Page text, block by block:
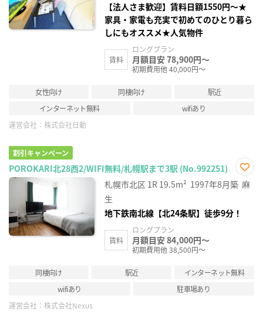
【法人さま歓迎】賃料日額1550円～★
家具・家電も充実で初めてのひとり暮ら
しにもオススメ★人気物件
賃料
ロングプラン
月額目安 78,900円～
初期費用他 40,000円～
女性向け 同棲向け
駅近
インターネット無料
wifiあり
運営会社： 株式会社日動
割引キャンペーン
POROKARI北28西2/WIFI無料/札幌駅まで3駅 (No.992251)
お気
に入
札幌市北区 1R 19.5m² 1997年8月築 麻
生
地下鉄南北線【北24条駅】徒歩9分！
賃料
ロングプラン
月額目安 84,000円～
初期費用他 38,500円～
同棲向け 駅近
インターネット無料
wifiあり
駐車場あり
運営会社： 株式会社Nexus